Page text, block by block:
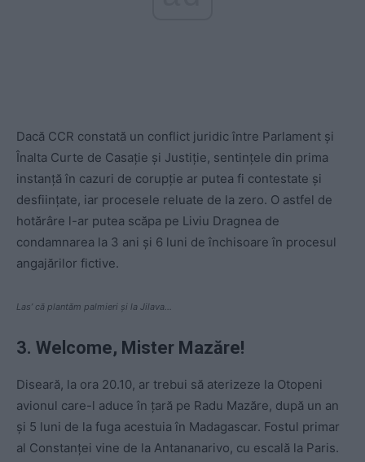
Dacă CCR constată un conflict juridic între Parlament și
Înalta Curte de Casație și Justiție, sentinţele din prima
instanţă în cazuri de corupție ar putea fi contestate și
desființate, iar procesele reluate de la zero. O astfel de
hotărâre l-ar putea scăpa pe Liviu Dragnea de
condamnarea la 3 ani și 6 luni de închisoare în procesul
angajărilor fictive.
Las’ că plantăm palmieri și la Jilava…
3. Welcome, Mister Mazăre!
Diseară, la ora 20.10, ar trebui să aterizeze la Otopeni
avionul care-l aduce în țară pe Radu Mazăre, după un an
și 5 luni de la fuga acestuia în Madagascar. Fostul primar
al Constanței vine de la Antananarivo, cu escală la Paris.